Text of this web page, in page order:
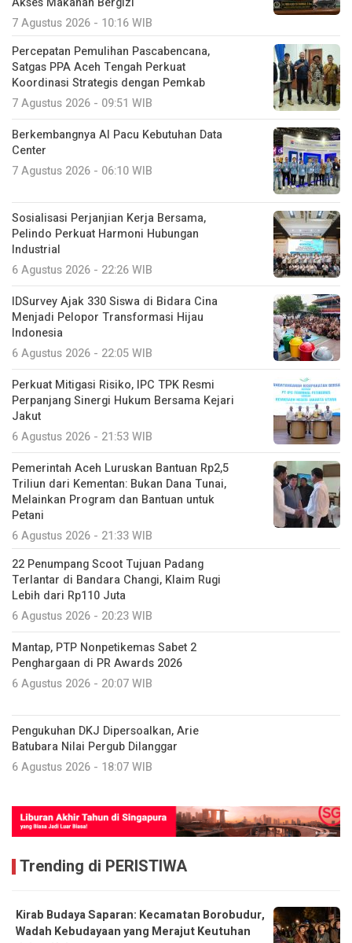
7 Agustus 2026 - 10:16 WIB
Percepatan Pemulihan Pascabencana,
Satgas PPA Aceh Tengah Perkuat
Koordinasi Strategis dengan Pemkab
7 Agustus 2026 - 09:51 WIB
Berkembangnya AI Pacu Kebutuhan Data
Center
7 Agustus 2026 - 06:10 WIB
Sosialisasi Perjanjian Kerja Bersama,
Pelindo Perkuat Harmoni Hubungan
Industrial
6 Agustus 2026 - 22:26 WIB
IDSurvey Ajak 330 Siswa di Bidara Cina
Menjadi Pelopor Transformasi Hijau
Indonesia
6 Agustus 2026 - 22:05 WIB
Perkuat Mitigasi Risiko, IPC TPK Resmi
Perpanjang Sinergi Hukum Bersama Kejari
Jakut
6 Agustus 2026 - 21:53 WIB
Pemerintah Aceh Luruskan Bantuan Rp2,5
Triliun dari Kementan: Bukan Dana Tunai,
Melainkan Program dan Bantuan untuk
Petani
6 Agustus 2026 - 21:33 WIB
22 Penumpang Scoot Tujuan Padang
Terlantar di Bandara Changi, Klaim Rugi
Lebih dari Rp110 Juta
6 Agustus 2026 - 20:23 WIB
Mantap, PTP Nonpetikemas Sabet 2
Penghargaan di PR Awards 2026
6 Agustus 2026 - 20:07 WIB
Pengukuhan DKJ Dipersoalkan, Arie
Batubara Nilai Pergub Dilanggar
6 Agustus 2026 - 18:07 WIB
Trending di PERISTIWA
Kirab Budaya Saparan: Kecamatan Borobudur,
Wadah Kebudayaan yang Merajut Keutuhan